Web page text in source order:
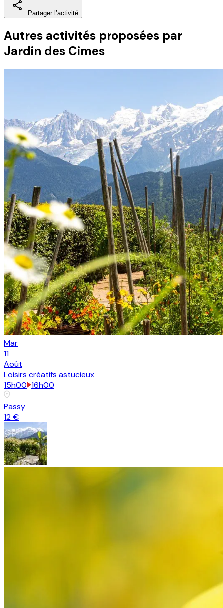
Partager l’activité
Autres activités proposées par
Jardin des Cimes
Mar
11
Août
Loisirs créatifs astucieux
15h00 16h00
Passy
12 €